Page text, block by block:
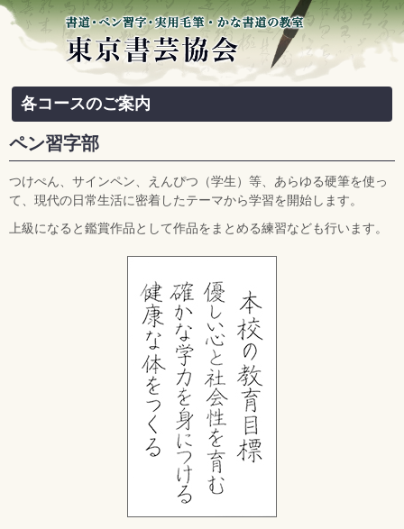
各コースのご案内
ペン習字部
つけぺん、サインペン、えんぴつ（学生）等、あらゆる硬筆を使っ
て、現代の日常生活に密着したテーマから学習を開始します。
上級になると鑑賞作品として作品をまとめる練習なども行います。